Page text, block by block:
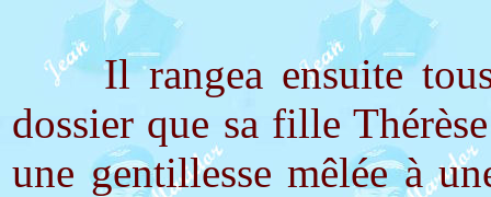
Il rangea ensuite tous
dossier que sa fille
une gentillesse mêlée à